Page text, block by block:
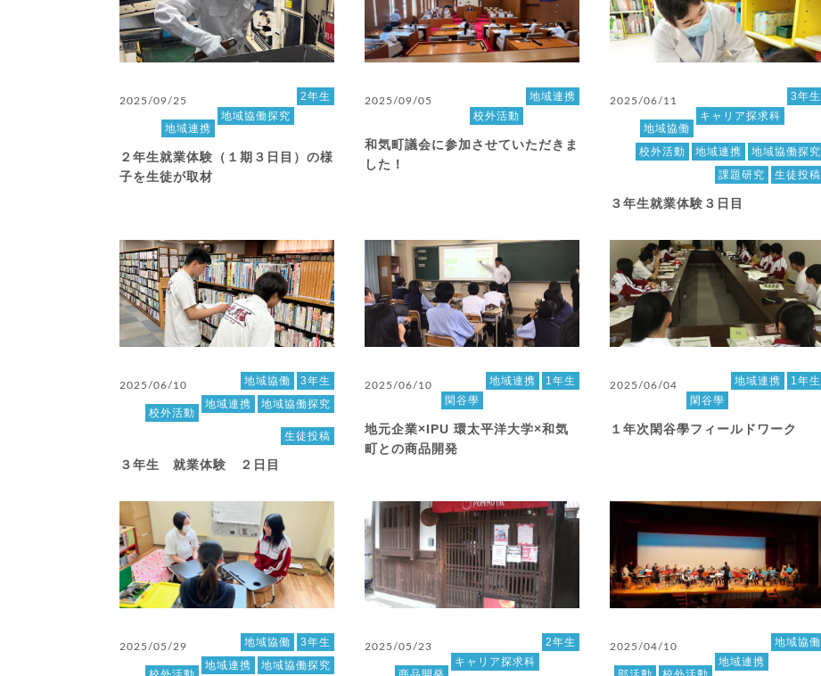
2025/09/25
2年生
地域協働探究
地域連携
２年生就業体験（１期３日目）の様
子を生徒が取材
2025/09/05
地域連携
校外活動
和気町議会に参加させていただきま
した！
2025/06/11
3年生
キャリア探求科
地域協働
地域協働探究
地域連携
校外活動
生徒投稿
課題研究
３年生就業体験３日目
2025/06/10 3年生
地域協働
地域協働探究
地域連携
校外活動
生徒投稿
３年生 就業体験 ２日目
2025/06/10 1年生
地域連携
閑谷學
地元企業×IPU 環太平洋大学×和気
町との商品開発
2025/06/04 1年生
地域連携
閑谷學
１年次閑谷學フィールドワーク
2025/05/29 3年生
地域協働
地域協働探究
地域連携
2025/05/23
2年生
キャリア探求科
2025/04/10
地域協働
地域連携